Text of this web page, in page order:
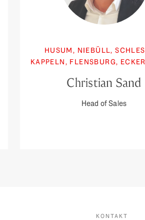
HUSUM, NIEBÜLL,
KAPPELN, FLENSBURG,
Christian Sand
Head of Sales
KONTAKT